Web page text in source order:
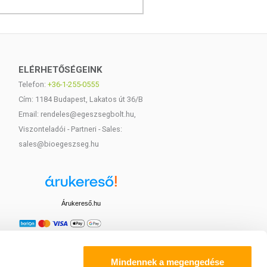
Mindennek a megengedése
ELÉRHETŐSÉGEINK
Telefon: +36-1-255-0555
Cím: 1184 Budapest, Lakatos út 36/B
Email: rendeles@egeszsegbolt.hu,
Viszonteladói - Partneri - Sales:
sales@bioegeszseg.hu
Árukereső.hu